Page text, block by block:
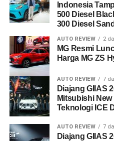
Indonesia
500 Diesel
300 Diesel
AUTO REVIEW 2
MG Resmi
Harga MG ZS
AUTO REVIEW 7
Diajang GIIAS
Mitsubishi
Teknologi ICE
AUTO REVIEW 7
Diajang GIIAS